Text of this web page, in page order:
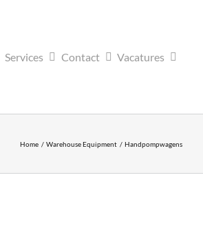
Services Contact Vacatures
Home Warehouse Equipment Handpompwagens